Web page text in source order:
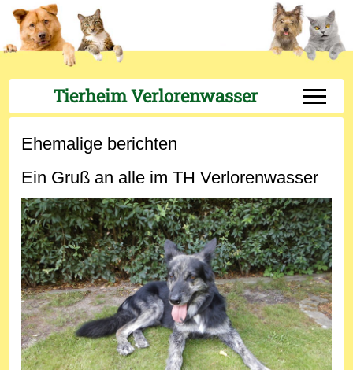
Tierheim Verlorenwasser Off-
Ehemalige berichten
Ein Gruß an alle im TH Verlorenwasser